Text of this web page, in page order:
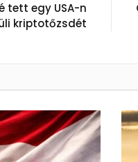
tett egy USA-n
kriptotőzsdét